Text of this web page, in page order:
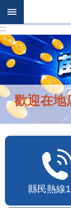
跳到主要內容區塊
:::
:::
歡迎在地
縣民熱線